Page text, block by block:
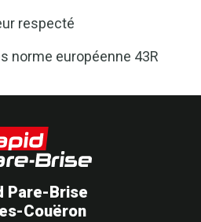
respecté
norme européenne 43R
Pare-Brise
Couëron